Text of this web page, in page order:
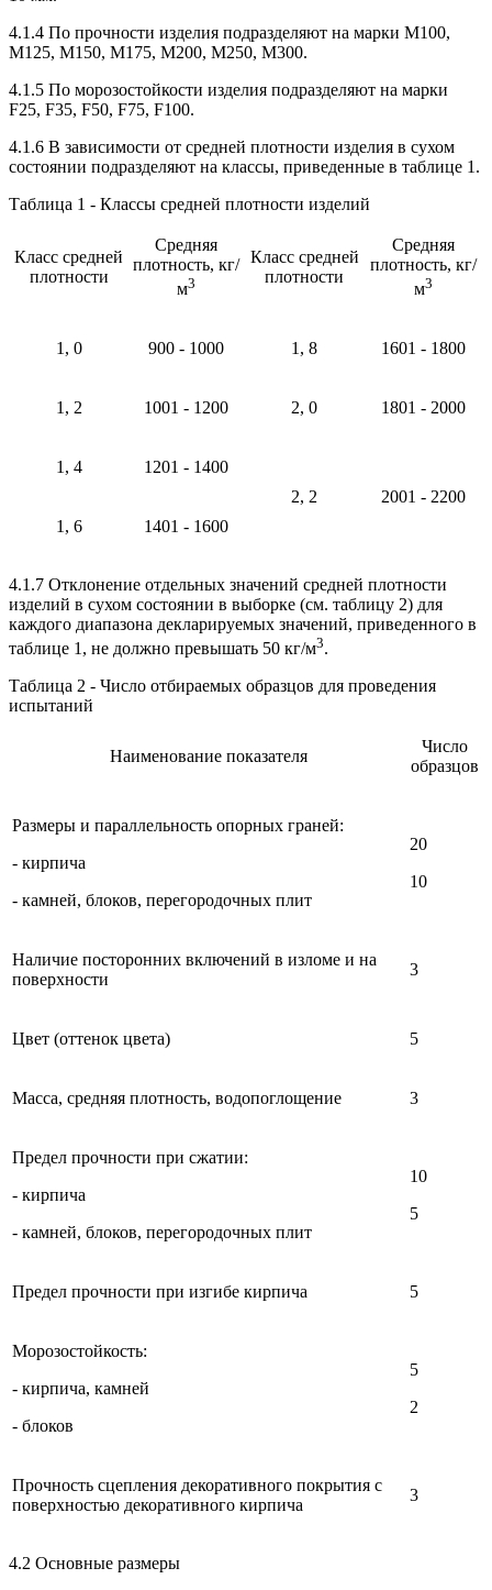
4.1.4 По прочности изделия подразделяют на марки М100,
М125, М150, М175, М200, М250, М300.
4.1.5 По морозостойкости изделия подразделяют на марки
F25, F35, F50, F75, F100.
4.1.6 В зависимости от средней плотности изделия в сухом
состоянии подразделяют на классы, приведенные в таблице 1.
Таблица 1 - Классы средней плотности изделий
Класс средней
плотности
Средняя
плотность, кг/
м3
Класс средней
плотности
Средняя
плотность, кг/
м3
1, 0 900 - 1000 1, 8 1601 - 1800
1, 2 1001 - 1200 2, 0 1801 - 2000
1, 4
1201 - 1400
2, 2
2001 - 2200
1, 6
1401 - 1600
4.1.7 Отклонение отдельных значений средней плотности
изделий в сухом состоянии в выборке (см. таблицу 2) для
каждого диапазона декларируемых значений, приведенного в
таблице 1, не должно превышать 50 кг/м3.
Таблица 2 - Число отбираемых образцов для проведения
испытаний
Наименование показателя
Число
образцов
Размеры и параллельность опорных граней:
- кирпича
- камней, блоков, перегородочных плит
20
10
Наличие посторонних включений в изломе и на
поверхности
3
Цвет (оттенок цвета) 5
Масса, средняя плотность, водопоглощение 3
Предел прочности при сжатии:
- кирпича
- камней, блоков, перегородочных плит
10
5
Предел прочности при изгибе кирпича 5
Морозостойкость:
- кирпича, камней
- блоков
5
2
Прочность сцепления декоративного покрытия с
поверхностью декоративного кирпича
3
4.2 Основные размеры